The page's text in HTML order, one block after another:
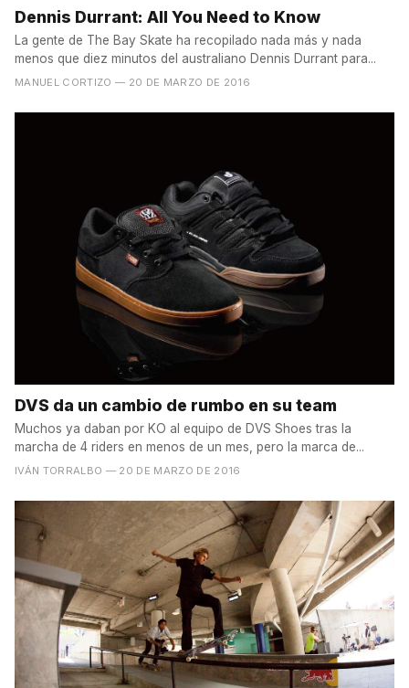
Dennis Durrant: All You Need to Know
La gente de The Bay Skate ha recopilado nada más y nada
menos que diez minutos del australiano Dennis Durrant para...
MANUEL CORTIZO — 20 DE MARZO DE 2016
DVS da un cambio de rumbo en su team
Muchos ya daban por KO al equipo de DVS Shoes tras la
marcha de 4 riders en menos de un mes, pero la marca de...
IVÁN TORRALBO — 20 DE MARZO DE 2016